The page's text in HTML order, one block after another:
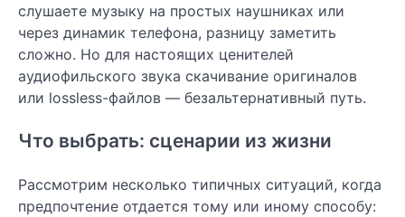
слушаете музыку на простых наушниках или
через динамик телефона, разницу заметить
сложно. Но для настоящих ценителей
аудиофильского звука скачивание оригиналов
или lossless-файлов — безальтернативный путь.
Что выбрать: сценарии из жизни
Рассмотрим несколько типичных ситуаций, когда
предпочтение отдается тому или иному способу: